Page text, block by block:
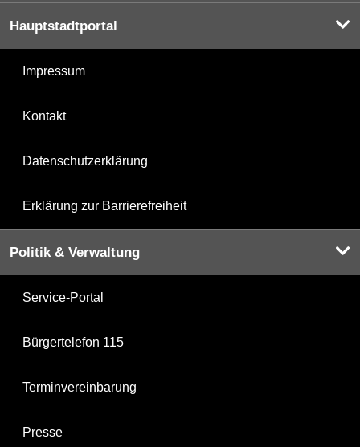
Hauptstadtportal
Impressum
Kontakt
Datenschutzerklärung
Erklärung zur Barrierefreiheit
Politik & Verwaltung
Service-Portal
Bürgertelefon 115
Terminvereinbarung
Presse